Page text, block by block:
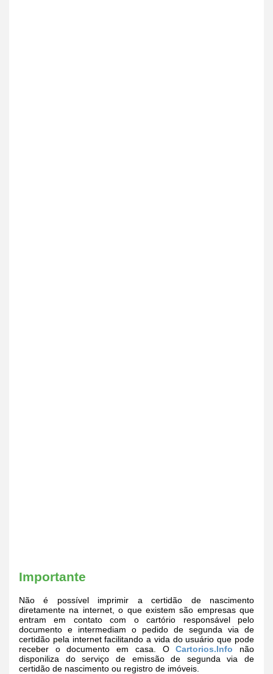
Importante
Não é possível imprimir a certidão de nascimento
diretamente na internet, o que existem são empresas que
entram em contato com o cartório responsável pelo
documento e intermediam o pedido de segunda via de
certidão pela internet facilitando a vida do usuário que pode
receber o documento em casa. OCartorios.Info não
disponiliza do serviço de emissão de segunda via de
certidão de nascimento ou registro de imóveis.